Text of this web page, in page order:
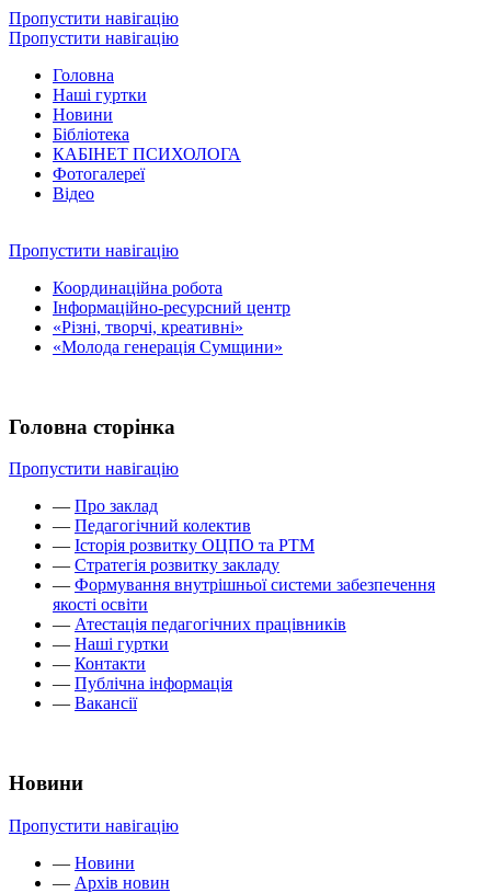
Пропустити навігацію
Пропустити навігацію
Головна
Наші гуртки
Новини
Бібліотека
КАБІНЕТ ПСИХОЛОГА
Фотогалереї
Відео
Пропустити навігацію
Координаційна робота
Інформаційно-ресурсний центр
«Різні, творчі, креативні»
«Молода генерація Сумщини»
Головна сторінка
Пропустити навігацію
— Про заклад
— Педагогічний колектив
— Історія розвитку ОЦПО та РТМ
— Стратегія розвитку закладу
— Формування внутрішньої системи забезпечення
якості освіти
— Атестація педагогічних працівників
— Наші гуртки
— Контакти
— Публічна інформація
— Вакансії
Новини
Пропустити навігацію
— Новини
— Архів новин